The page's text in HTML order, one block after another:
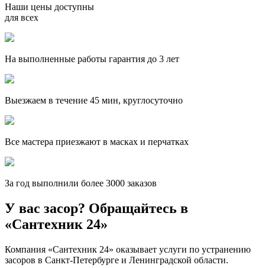
Наши цены доступны
для всех
На выполненные работы гарантия до 3 лет
Выезжаем в течение 45 мин, круглосуточно
Все мастера приезжают в масках и перчатках
За год выполнили более 3000 заказов
У вас засор? Обращайтесь в
«Сантехник 24»
Компания «Сантехник 24» оказывает услуги по устранению
засоров в Санкт-Петербурге и Ленинградской области.